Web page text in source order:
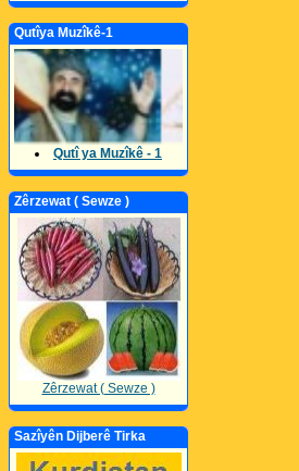
Qutîya Muzîkê-1
Qutî ya Muzîkê - 1
Zêrzewat ( Sewze )
Zêrzewat ( Sewze )
Sazîyên Dijberê Tirka